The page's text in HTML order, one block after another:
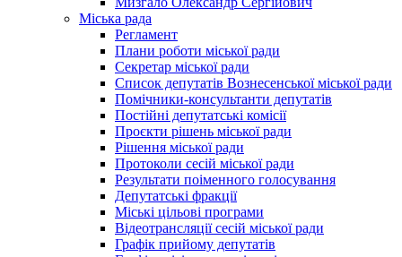
Міська рада
Регламент
Плани роботи міської ради
Секретар міської ради
Список депутатів Вознесенської міської ради
Помічники-консультанти депутатів
Постійні депутатські комісії
Проєкти рішень міської ради
Рішення міської ради
Протоколи сесій міської ради
Результати поіменного голосування
Депутатські фракції
Міські цільові програми
Відеотрансляції сесій міської ради
Графік прийому депутатів